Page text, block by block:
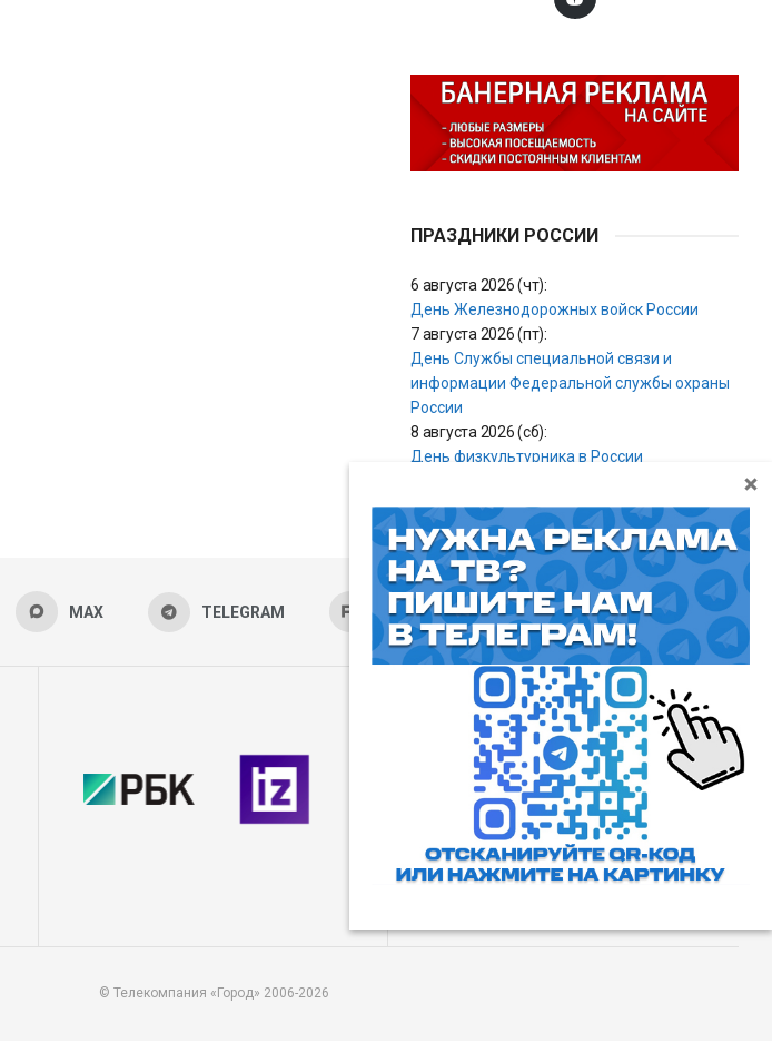
ПРАЗДНИКИ РОССИИ
6 августа 2026 (чт):
День Железнодорожных войск России
7 августа 2026 (пт):
День Службы специальной связи и
информации Федеральной службы охраны
России
8 августа 2026 (сб):
День физкультурника в России
MAX TELEGRAM RUTUBE ОК ДЗЕН
Пользовательское соглашение
Все права защищены. Любое
использование материалов
допускается только с согласия
редакции, а также с ссылкой на
сайт.
© Телекомпания «Город» 2006-2026